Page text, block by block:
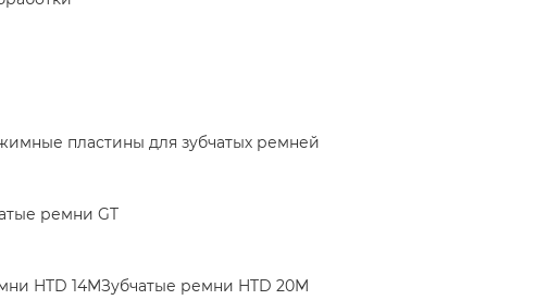
пластины для зубчатых ремней
ремни GT
HTD 14MЗубчатые ремни HTD 20M